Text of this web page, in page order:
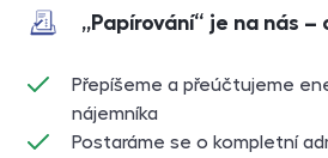
„Papírování“ je na nás –
Přepíšeme a přeúčtujeme
nájemníka
Postaráme se o kompletní